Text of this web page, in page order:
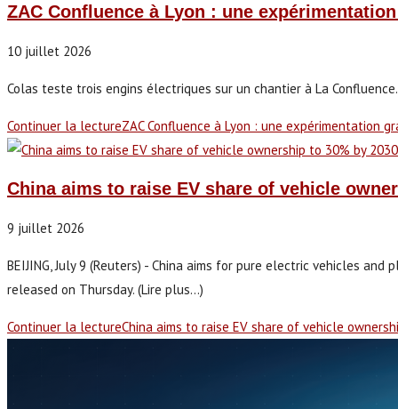
ZAC Confluence à Lyon : une
10 juillet 2026
Colas teste trois engins électriques sur un chantier à La
Continuer la lectureZAC Confluence à Lyon : une expérimentation
China aims to raise EV share of vehicle
9 juillet 2026
BEIJING, July 9 (Reuters) - China aims for ​pure electric vehicles
released ​on Thursday. (Lire plus...)
Continuer la lectureChina aims to raise EV share of vehicle